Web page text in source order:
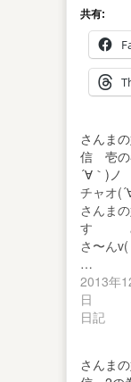
共有:
さんま
信 壱の
´∀｀)ノ
チャオ
さんま
す
さ〜ん
…
2013年
日
日記
さんま